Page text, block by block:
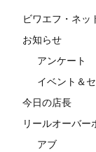
ビワエフ・ネッ
お知らせ
アンケート
イベント＆
今日の店長
リールオーバー
アブ